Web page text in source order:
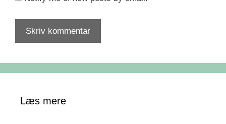
Læs mere